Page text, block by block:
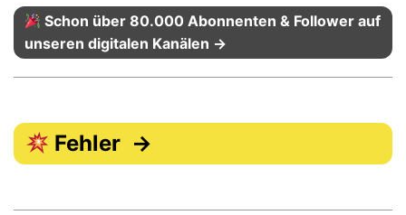
Schon über 80.000 Abonnenten & Follower auf
unseren digitalen Kanälen →
Fehler →